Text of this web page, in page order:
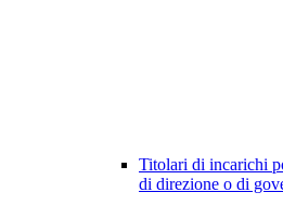
Titolari di incarichi
di direzione o di